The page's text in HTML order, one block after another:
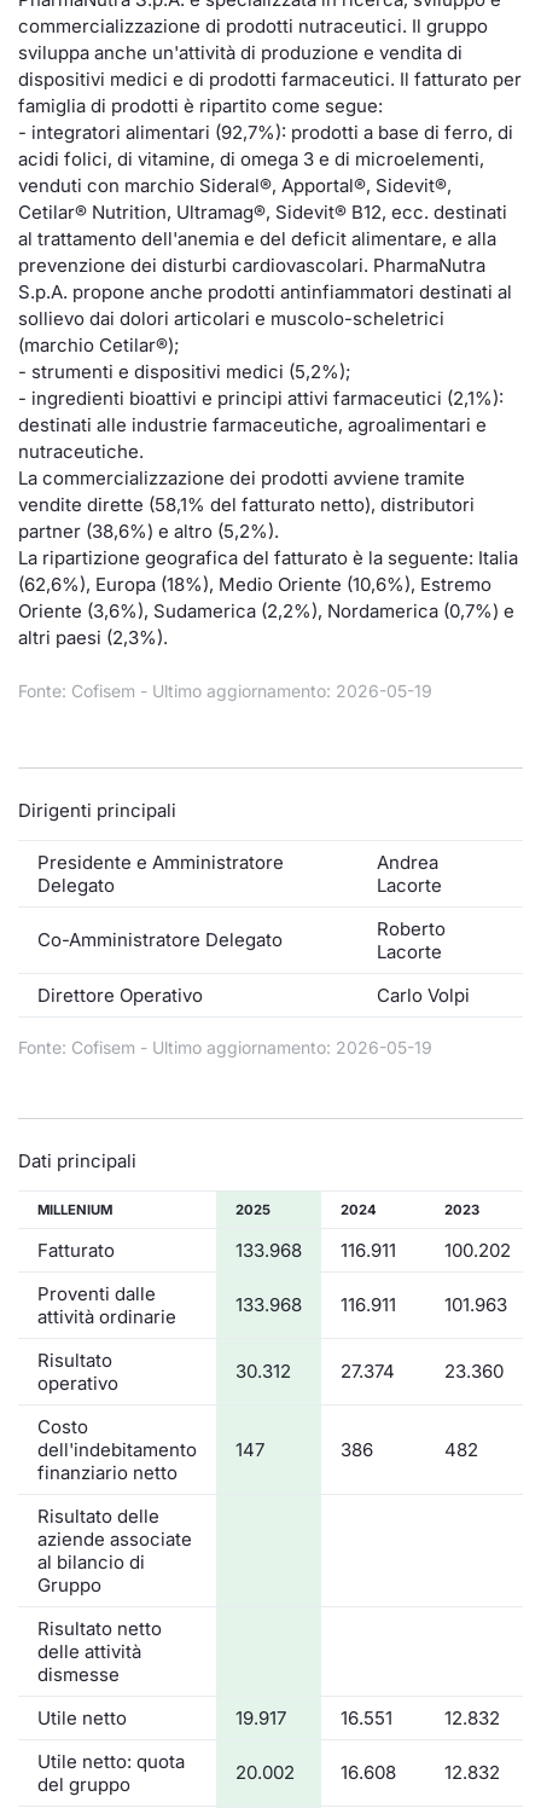
commercializzazione di prodotti nutraceutici. Il gruppo
sviluppa anche un'attività di produzione e vendita di
dispositivi medici e di prodotti farmaceutici. Il fatturato per
famiglia di prodotti è ripartito come segue:
- integratori alimentari (92,7%): prodotti a base di ferro, di
acidi folici, di vitamine, di omega 3 e di microelementi,
venduti con marchio Sideral®, Apportal®, Sidevit®,
Cetilar® Nutrition, Ultramag®, Sidevit® B12, ecc. destinati
al trattamento dell'anemia e del deficit alimentare, e alla
prevenzione dei disturbi cardiovascolari. PharmaNutra
S.p.A. propone anche prodotti antinfiammatori destinati al
sollievo dai dolori articolari e muscolo-scheletrici
(marchio Cetilar®);
- strumenti e dispositivi medici (5,2%);
- ingredienti bioattivi e principi attivi farmaceutici (2,1%):
destinati alle industrie farmaceutiche, agroalimentari e
nutraceutiche.
La commercializzazione dei prodotti avviene tramite
vendite dirette (58,1% del fatturato netto), distributori
partner (38,6%) e altro (5,2%).
La ripartizione geografica del fatturato è la seguente: Italia
(62,6%), Europa (18%), Medio Oriente (10,6%), Estremo
Oriente (3,6%), Sudamerica (2,2%), Nordamerica (0,7%) e
altri paesi (2,3%).
Fonte: Cofisem - Ultimo aggiornamento: 2026-05-19
Dirigenti principali
Presidente e Amministratore
Delegato
Andrea
Lacorte
Co-Amministratore Delegato
Roberto
Lacorte
Direttore Operativo
Carlo Volpi
Fonte: Cofisem - Ultimo aggiornamento: 2026-05-19
Dati principali
MILLENIUM 2025 2024 2023
Fatturato 133.968 116.911
100.202
Proventi dalle
attività ordinarie
133.968 116.911 101.963
Risultato
operativo
30.312 27.374 23.360
Costo
dell'indebitamento
finanziario netto
147 386 482
Risultato delle
aziende associate
al bilancio di
Gruppo
Risultato netto
delle attività
dismesse
Utile netto
19.917 16.551
12.832
Utile netto: quota
del gruppo
20.002 16.608 12.832
Documenti
Listed Brands
Calendario Conferenze
IPO e Matricole
Cambi
MiFID 2
Per
BONO
OAT
BUND
Opzioni
KID
KID/
Milan
BTP
RFQ
Spread
Notizie
Notizie e Formazione
Chi siamo
Servizi
Analisi
Mifid 2